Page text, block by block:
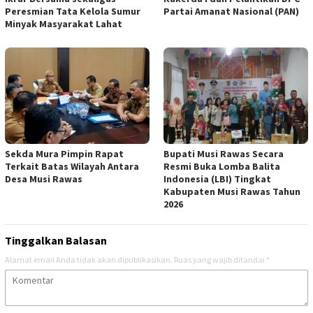
Peresmian Tata Kelola Sumur
Minyak Masyarakat Lahat
Partai Amanat Nasional (PAN)
Sekda Mura Pimpin Rapat
Terkait Batas Wilayah Antara
Desa Musi Rawas
Bupati Musi Rawas Secara
Resmi Buka Lomba Balita
Indonesia (LBI) Tingkat
Kabupaten Musi Rawas Tahun
2026
Tinggalkan Balasan
Alamat email Anda tidak akan dipublikasikan. Ruas yang wajib ditandai *